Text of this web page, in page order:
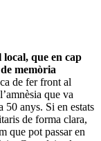
que en cap
memòria
de fer front al
que va
50 anys. Si en estats
de forma clara,
que pot passar en